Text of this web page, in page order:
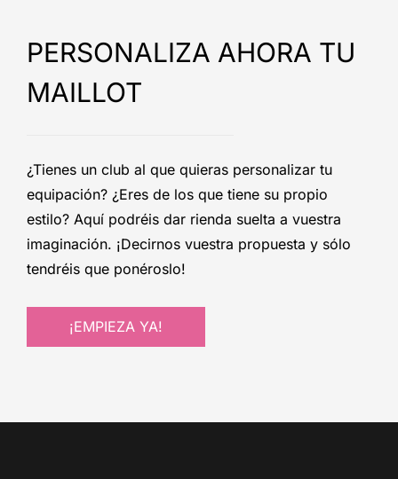
PERSONALIZA AHORA TU
MAILLOT
¿Tienes un club al que quieras personalizar tu
equipación? ¿Eres de los que tiene su propio
estilo? Aquí podréis dar rienda suelta a vuestra
imaginación. ¡Decirnos vuestra propuesta y sólo
tendréis que ponéroslo!
¡EMPIEZA YA!